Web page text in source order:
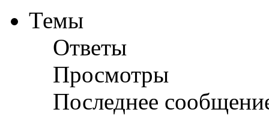
Темы
Ответы
Просмотры
Последнее